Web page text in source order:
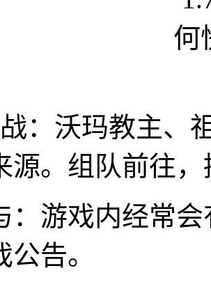
：沃玛教主、
源。组队前往
：游戏内经常
告。